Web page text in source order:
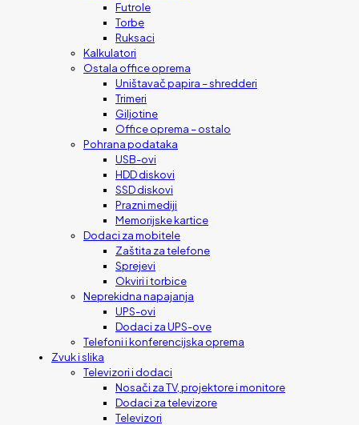
Futrole
Torbe
Ruksaci
Kalkulatori
Ostala office oprema
Uništavač papira – shredderi
Trimeri
Giljotine
Office oprema – ostalo
Pohrana podataka
USB-ovi
HDD diskovi
SSD diskovi
Prazni mediji
Memorijske kartice
Dodaci za mobitele
Zaštita za telefone
Sprejevi
Okviri i torbice
Neprekidna napajanja
UPS-ovi
Dodaci za UPS-ove
Telefoni i konferencijska oprema
Zvuk i slika
Televizori i dodaci
Nosači za TV, projektore i monitore
Dodaci za televizore
Televizori